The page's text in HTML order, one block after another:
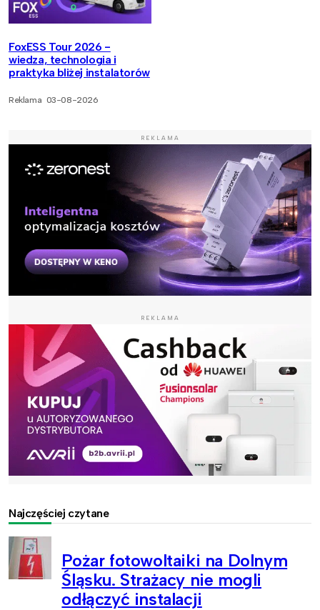
FoxESS Tour 2026 -
wiedza, technologia i
praktyka bliżej instalatorów
Reklama 03-08-2026
REKLAMA
REKLAMA
Najczęściej czytane
Pożar fotowoltaiki na Dolnym
Śląsku. Strażacy nie mogli
odłączyć instalacji